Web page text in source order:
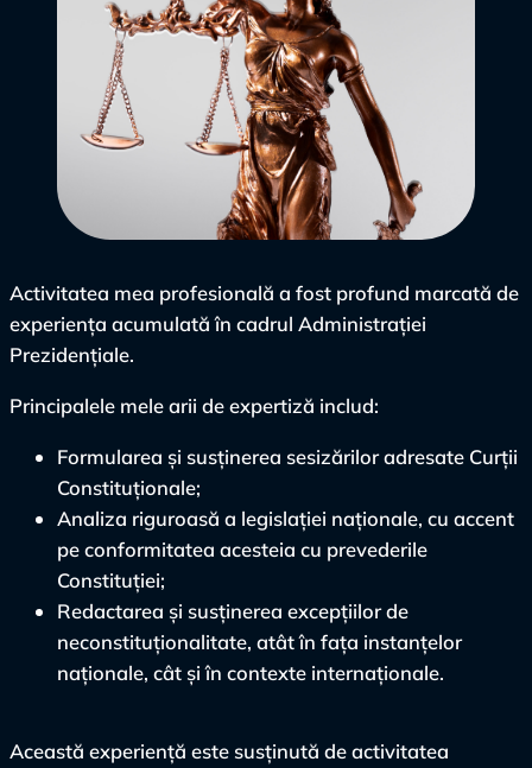
Activitatea mea profesională a fost profund marcată de
experiența acumulată în cadrul Administrației
Prezidențiale.
Principalele mele arii de expertiză includ:
Formularea și susținerea sesizărilor adresate Curții
Constituționale;
Analiza riguroasă a legislației naționale, cu accent
pe conformitatea acesteia cu prevederile
Constituției;
Redactarea și susținerea excepțiilor de
neconstituționalitate, atât în fața instanțelor
naționale, cât și în contexte internaționale.
Această experiență este susținută de activitatea